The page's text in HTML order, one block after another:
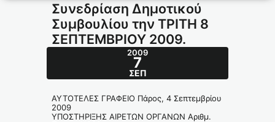
Συνεδρίαση Δημοτικού
Συμβουλίου την ΤΡΙΤΗ 8
ΣΕΠΤΕΜΒΡΙΟΥ 2009.
2009
7
ΣΕΠ
ΑΥΤΟΤΕΛΕΣ ΓΡΑΦΕΙΟ Πάρος, 4 Σεπτεμβρίου
2009
ΥΠΟΣΤΗΡΙΞΗΣ ΑΙΡΕΤΩΝ ΟΡΓΑΝΩΝ Αριθμ.